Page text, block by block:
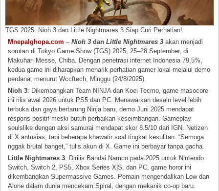
TGS 2025: Nioh 3 dan Little Nightmares 3 Siap Curi Perhatian!
Mnepalghopa.com –Nioh 3 danLittle Nightmares 3 akan menjadi
sorotan di Tokyo Game Show (TGS) 2025, 25–28 September, di
Makuhari Messe, Chiba. Dengan penetrasi internet Indonesia 79,5%,
kedua game ini diharapkan menarik perhatian gamer lokal melalui demo
perdana, menurut Wccftech, Minggu (24/8/2025).
Nioh 3: Dikembangkan Team NINJA dan Koei Tecmo, game masocore
ini rilis awal 2026 untuk PS5 dan PC. Menawarkan desain level lebih
terbuka dan gaya bertarung Ninja baru, demo Juni 2025 mendapat
respons positif meski butuh perbaikan keseimbangan. Gameplay
soulslike dengan aksi samurai mendapat skor 8.5/10 dari IGN. Netizen
di X antusias, tapi beberapa khawatir soal tingkat kesulitan. “Semoga
nggak brutal banget,” tulis akun di X. Game ini berbayar tanpa gacha.
Little Nightmares 3: Dirilis Bandai Namco pada 2025 untuk Nintendo
Switch, Switch 2, PS5, Xbox Series X|S, dan PC, game horor ini
dikembangkan Supermassive Games. Pemain mengendalikan Low dan
Alone dalam dunia mencekam Spiral, dengan mekanik co-op baru.